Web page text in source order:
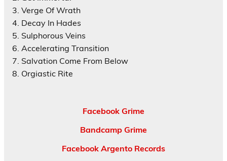
3. Verge Of Wrath
4. Decay In Hades
5. Sulphorous Veins
6. Accelerating Transition
7. Salvation Come From Below
8. Orgiastic Rite
Facebook Grime
Bandcamp Grime
Facebook Argento Records